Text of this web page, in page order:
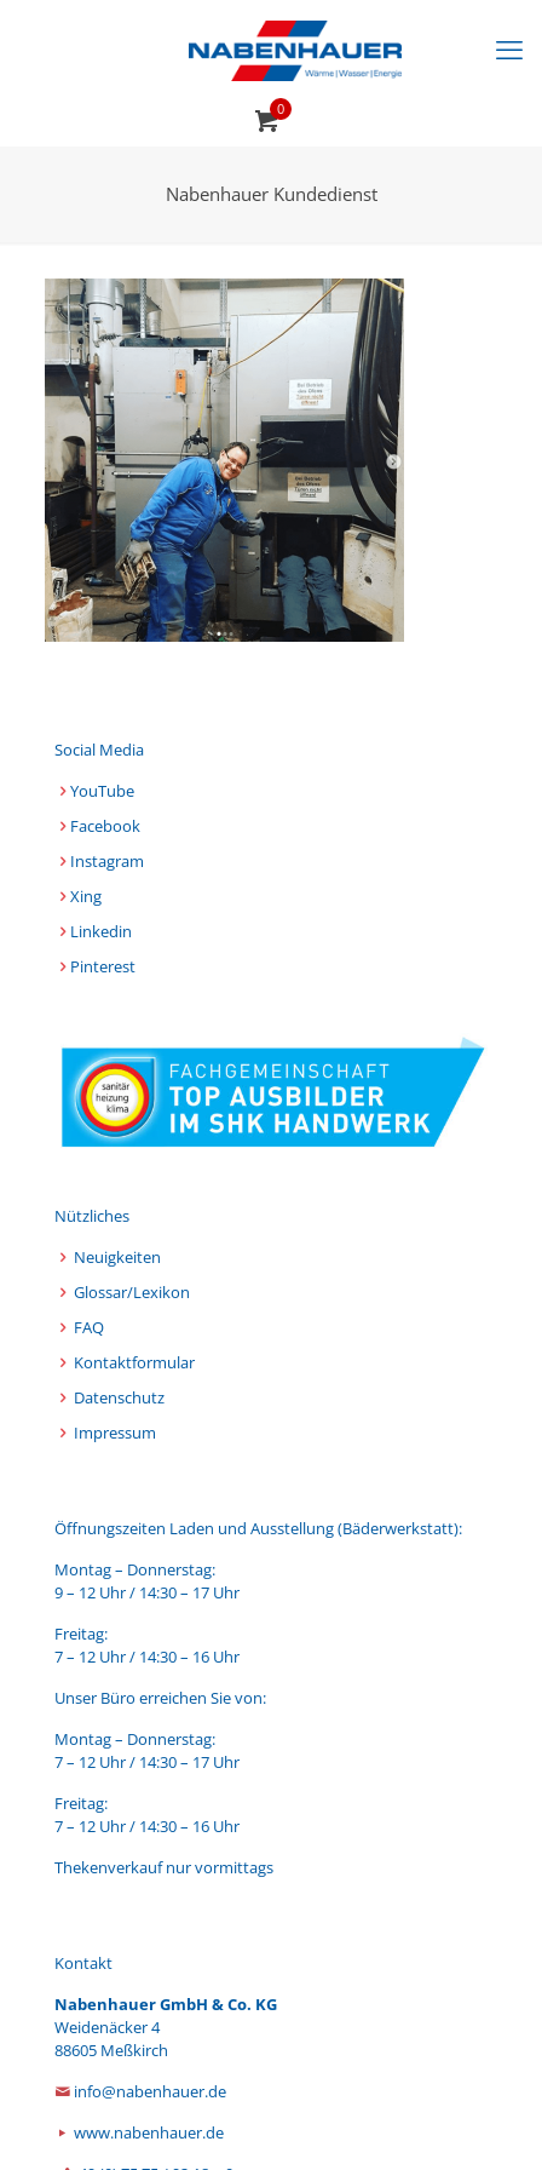
0
Nabenhauer Kundedienst
Social Media
YouTube
Facebook
Instagram
Xing
Linkedin
Pinterest
Nützliches
Neuigkeiten
Glossar/Lexikon
FAQ
Kontaktformular
Datenschutz
Impressum
Öffnungszeiten Laden und Ausstellung (Bäderwerkstatt):
Montag – Donnerstag:
9 – 12 Uhr / 14:30 – 17 Uhr
Freitag:
7 – 12 Uhr / 14:30 – 16 Uhr
Unser Büro erreichen Sie von:
Montag – Donnerstag:
7 – 12 Uhr / 14:30 – 17 Uhr
Freitag:
7 – 12 Uhr / 14:30 – 16 Uhr
Thekenverkauf nur vormittags
Kontakt
Nabenhauer GmbH & Co. KG
Weidenäcker 4
88605 Meßkirch
info@nabenhauer.de
www.nabenhauer.de